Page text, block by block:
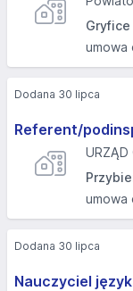
Gryfice
umowa
Referent/
URZĄD
umowa
Dodana 30 lipca
Nauczyciel
Dodana 30 lipca